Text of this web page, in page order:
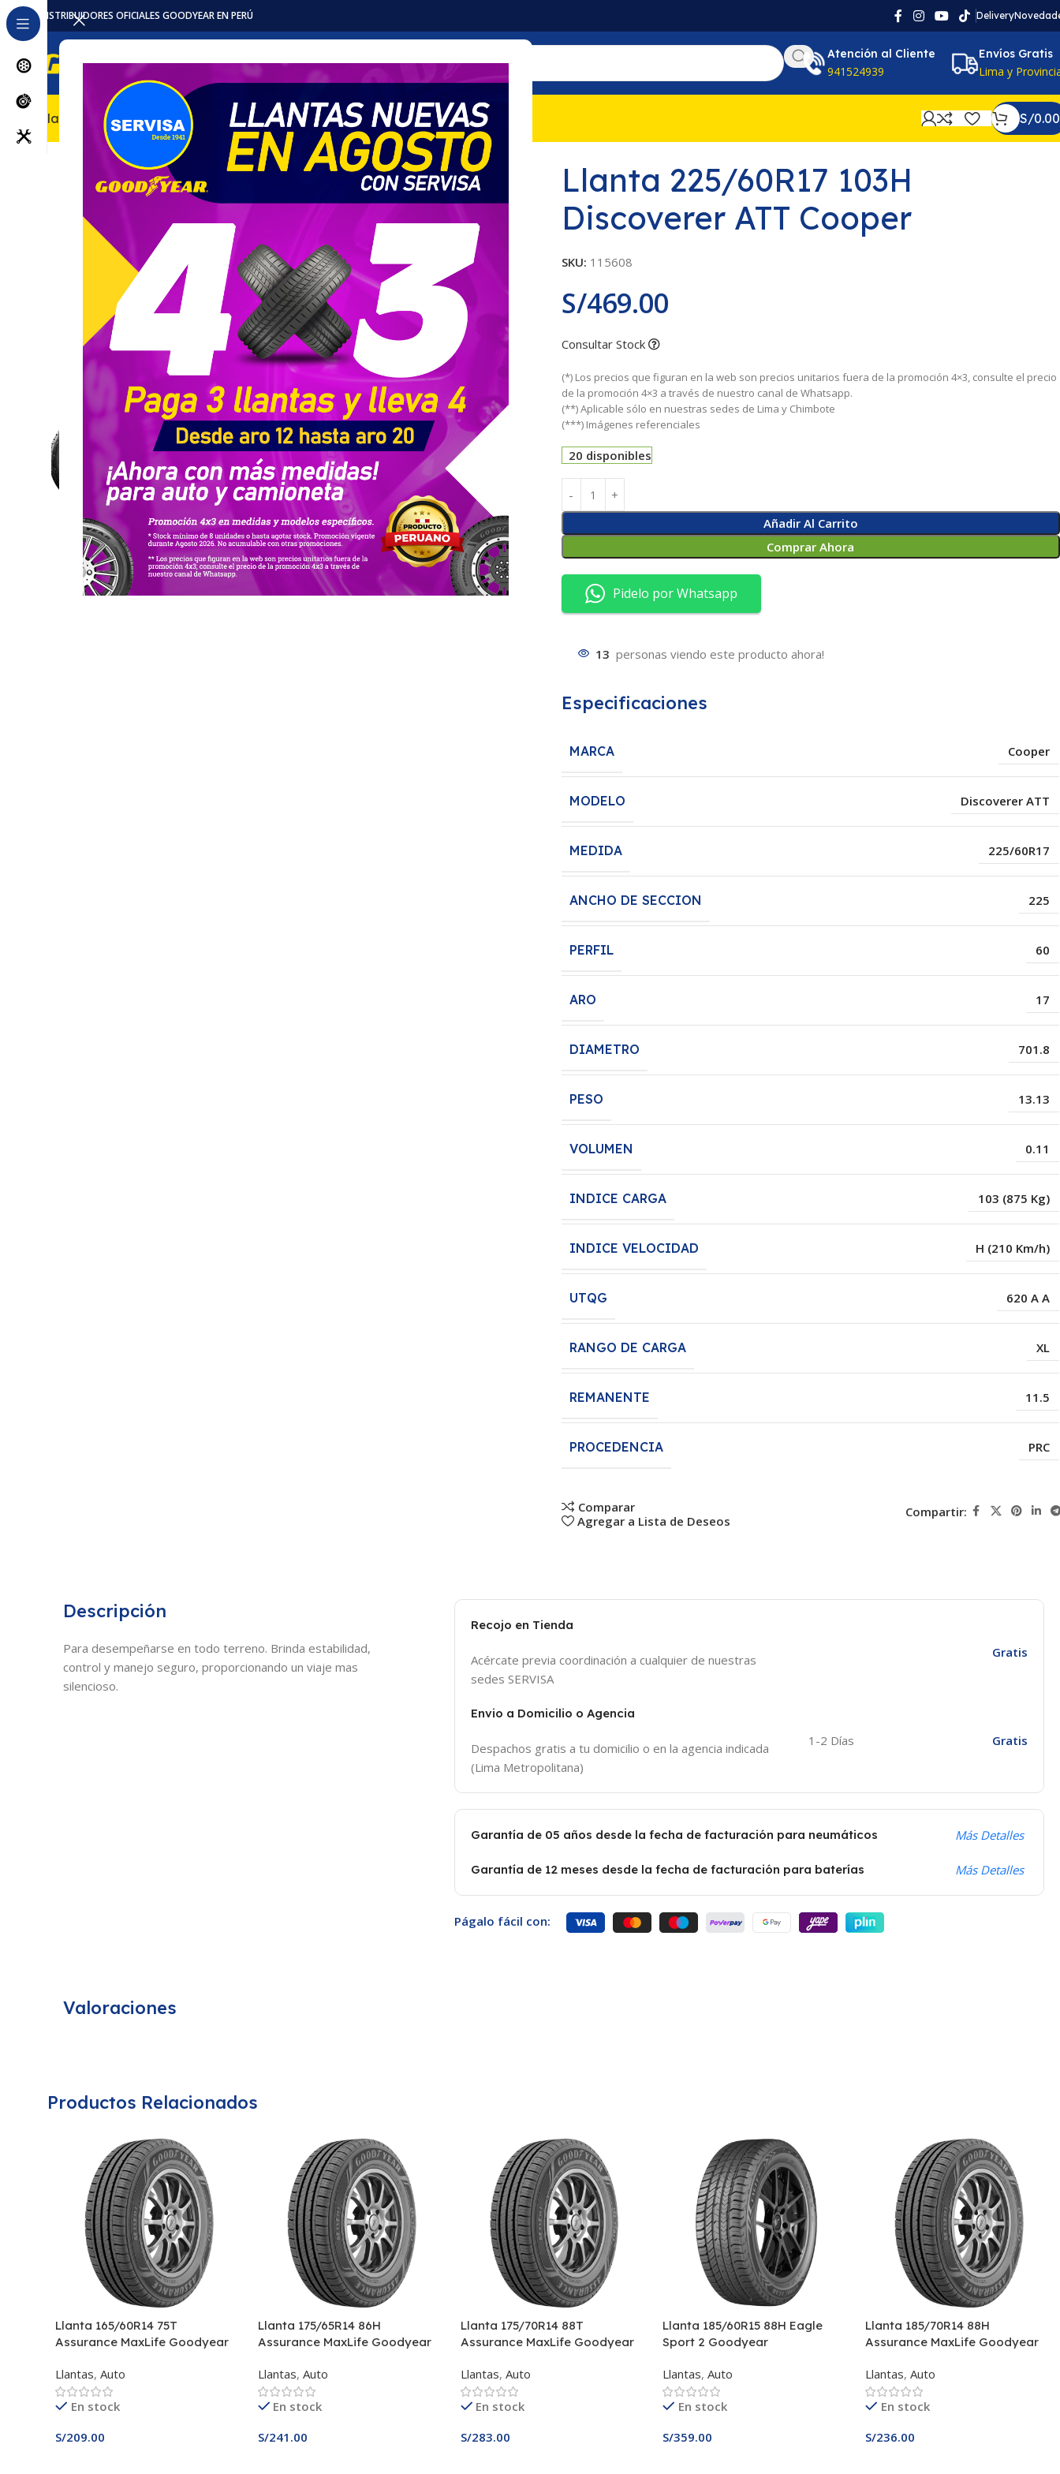
DISTRIBUIDORES OFICIALES GOODYEAR EN PERÚ Delivery
Atención al Cliente
941524939
Envíos Gratis
Lima y
Llantas Accesorios / Repuestos ServiciosLocalesPromocionesNosotrosContacto S/0.00
Llantas Camioneta Llanta 225/60R17 103H Discoverer ATT Cooper
Llanta 225/60R17 103H
Discoverer ATT Cooper
SKU: 115608
S/469.00
Consultar Stock
(*) Los precios que figuran en la web son precios unitarios fuera de la promoción 4×3, consulte el precio
de la promoción 4×3 a través de nuestro canal de Whatsapp.
(**) Aplicable sólo en nuestras sedes de Lima y Chimbote
(***) Imágenes referenciales
20 disponibles
Añadir Al Carrito
Comprar Ahora
Pidelo por Whatsapp
13 personas viendo este producto ahora!
Especificaciones
MARCA Cooper
MODELO Discoverer ATT
MEDIDA 225/60R17
ANCHO DE SECCION 225
PERFIL 60
ARO 17
DIAMETRO 701.8
PESO 13.13
VOLUMEN 0.11
INDICE CARGA 103 (875 Kg)
INDICE VELOCIDAD H (210 Km/h)
UTQG 620 A A
RANGO DE CARGA XL
REMANENTE 11.5
PROCEDENCIA PRC
Comparar
Agregar a Lista de Deseos
Compartir:
Descripción
Para desempeñarse en todo terreno. Brinda estabilidad,
control y manejo seguro, proporcionando un viaje mas
silencioso.
Recojo en Tienda
Acércate previa coordinación a cualquier de nuestras
sedes SERVISA
Gratis
Envio a Domicilio o Agencia
Despachos gratis a tu domicilio o en la agencia indicada
(Lima Metropolitana)
1-2 Días Gratis
Garantía de 05 años desde la fecha de facturación para neumáticos Más Detalles
Garantía de 12 meses desde la fecha de facturación para baterías Más Detalles
Págalo fácil con:
Valoraciones
Productos Relacionados
Llanta 165/60R14 75T
Assurance MaxLife Goodyear
Llantas, Auto
En stock
S/209.00
Llanta 175/65R14 86H
Assurance MaxLife Goodyear
Llantas, Auto
En stock
S/241.00
Llanta 175/70R14 88T
Assurance MaxLife Goodyear
Llantas, Auto
En stock
S/283.00
Llanta 185/60R15 88H Eagle
Sport 2 Goodyear
Llantas, Auto
En stock
S/359.00
Llanta 185/70R14 88H
Assurance MaxLife Goodyear
Llantas, Auto
En stock
S/236.00